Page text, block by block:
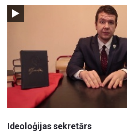
Ideoloģijas sekretārs